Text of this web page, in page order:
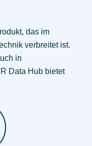
das im
verbreitet ist.
in
Data Hub bietet